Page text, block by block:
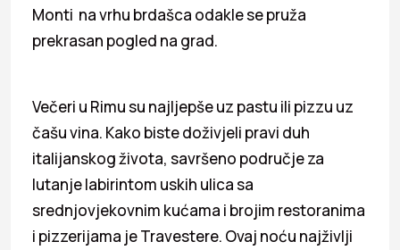
Monti na vrhu brdašca odakle se pruža
prekrasan pogled na grad.
Večeri u Rimu su najljepše uz pastu ili pizzu uz
čašu vina. Kako biste doživjeli pravi duh
italijanskog života, savršeno područje za
lutanje labirintom uskih ulica sa
srednjovjekovnim kućama i brojim restoranima
i pizzerijama je Travestere. Ovaj noću najživlji